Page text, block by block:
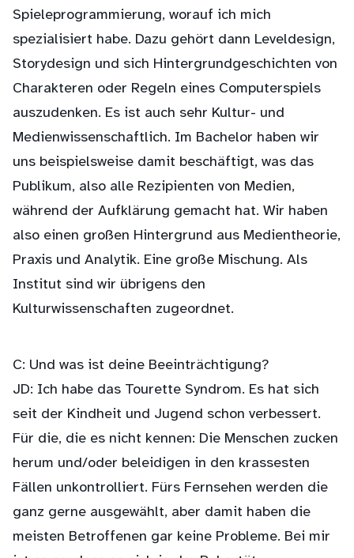
Spieleprogrammierung, worauf ich mich
spezialisiert habe. Dazu gehört dann Leveldesign,
Storydesign und sich Hintergrundgeschichten von
Charakteren oder Regeln eines Computerspiels
auszudenken. Es ist auch sehr Kultur- und
Medienwissenschaftlich. Im Bachelor haben wir
uns beispielsweise damit beschäftigt, was das
Publikum, also alle Rezipienten von Medien,
während der Aufklärung gemacht hat. Wir haben
also einen großen Hintergrund aus Medientheorie,
Praxis und Analytik. Eine große Mischung. Als
Institut sind wir übrigens den
Kulturwissenschaften zugeordnet.
C: Und was ist deine Beeinträchtigung?
JD: Ich habe das Tourette Syndrom. Es hat sich
seit der Kindheit und Jugend schon verbessert.
Für die, die es nicht kennen: Die Menschen zucken
herum und/oder beleidigen in den krassesten
Fällen unkontrolliert. Fürs Fernsehen werden die
ganz gerne ausgewählt, aber damit haben die
meisten Betroffenen gar keine Probleme. Bei mir